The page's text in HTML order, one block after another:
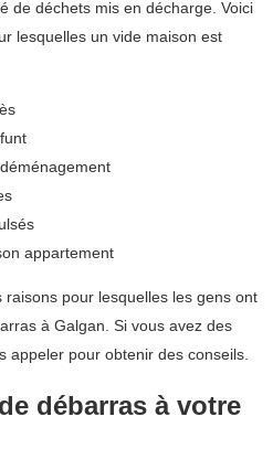
de déchets mis en décharge. Voici
lesquelles un vide maison est
appartement
pour lesquelles les gens ont
à Galgan. Si vous avez des
appeler pour obtenir des conseils.
débarras à votre